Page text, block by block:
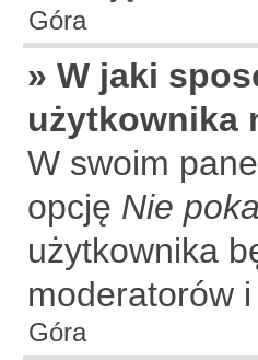
Góra
» W jaki
użytkownika
W swoim
opcję Nie
użytkownika
moderatorów
Góra